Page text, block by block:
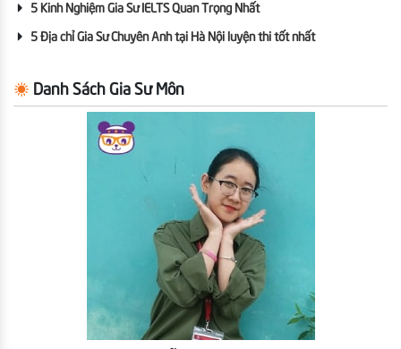
5 Kinh Nghiệm Gia Sư IELTS Quan Trọng Nhất
5 Địa chỉ Gia Sư Chuyên Anh tại Hà Nội luyện thi tốt nhất
Danh Sách Gia Sư Môn